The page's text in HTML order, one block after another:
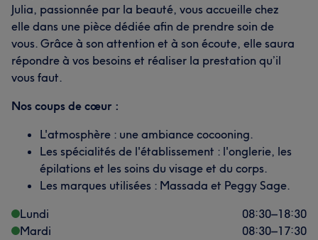
Julia, passionnée par la beauté, vous accueille chez
elle dans une pièce dédiée afin de prendre soin de
vous. Grâce à son attention et à son écoute, elle saura
répondre à vos besoins et réaliser la prestation qu’il
vous faut.
Nos coups de cœur :
L'atmosphère : une ambiance cocooning.
Les spécialités de l'établissement : l'onglerie, les
épilations et les soins du visage et du corps.
Les marques utilisées : Massada et Peggy Sage.
Lundi
08:30–18:30
Mardi
08:30–17:30